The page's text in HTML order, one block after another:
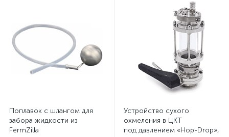
Охмеление сусла
Шпунт-аппараты и предохранительные клапаны
Поплавок с шлангом для
забора жидкости из
FermZilla
Устройство сухого
охмеления в ЦКТ
под давлением «Hop-Drop»,